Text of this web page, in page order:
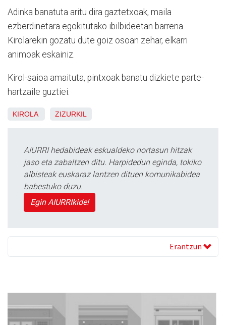
Adinka banatuta aritu dira gaztetxoak, maila
ezberdinetara egokitutako ibilbideetan barrena.
Kirolarekin gozatu dute goiz osoan zehar, elkarri
animoak eskainiz.
Kirol-saioa amaituta, pintxoak banatu dizkiete parte-
hartzaile guztiei.
KIROLA ZIZURKIL
AIURRI hedabideak eskualdeko nortasun hitzak
jaso eta zabaltzen ditu. Harpidedun eginda, tokiko
albisteak euskaraz lantzen dituen komunikabidea
babestuko duzu.
Egin AIURRIkide!
Erantzun